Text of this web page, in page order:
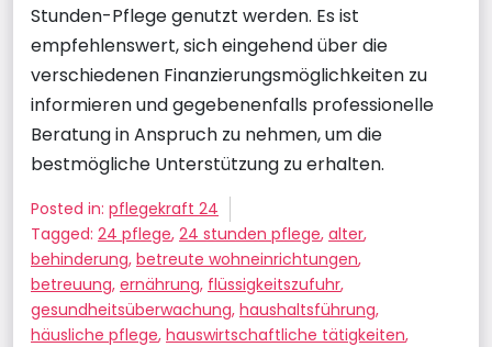
Stunden-Pflege genutzt werden. Es ist
empfehlenswert, sich eingehend über die
verschiedenen Finanzierungsmöglichkeiten zu
informieren und gegebenenfalls professionelle
Beratung in Anspruch zu nehmen, um die
bestmögliche Unterstützung zu erhalten.
Posted in: pflegekraft 24
Tagged: 24 pflege, 24 stunden pflege, alter,
behinderung, betreute wohneinrichtungen,
betreuung, ernährung, flüssigkeitszufuhr,
gesundheitsüberwachung, haushaltsführung,
häusliche pflege, hauswirtschaftliche tätigkeiten,